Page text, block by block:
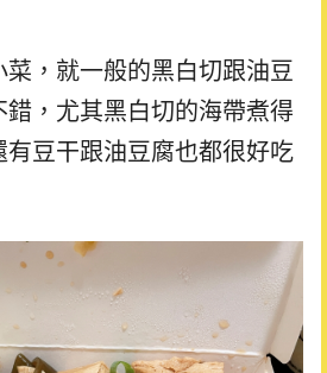
，就一般的黑白切跟油豆
，尤其黑白切的海帶煮得
豆干跟油豆腐也都很好吃